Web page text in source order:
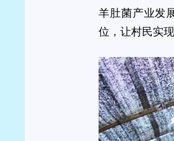
“小
“发展特色产业是推进乡村振
强。”杨昌国表示，下一步，该村将
工、销售全链条把控的基础上，进
品，持续拓宽群众增收致富渠道，